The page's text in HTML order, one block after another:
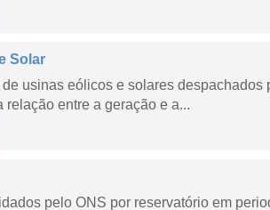
Solar
usinas eólicos e solares despachados
entre a geração e a...
pelo ONS por reservatório em